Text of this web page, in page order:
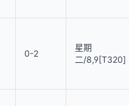
0-2
星期
二/8,9[T320]